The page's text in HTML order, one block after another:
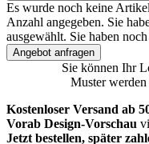
Es wurde noch keine
Anzahl angegeben. Sie
ausgewählt. Sie haben
Angebot anfragen
Sie können Ihr
Muster
Kostenloser Versand ab
Vorab Design-Vorschau
Jetzt bestellen, später